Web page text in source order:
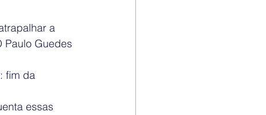
a
Paulo Guedes
fim da
essas